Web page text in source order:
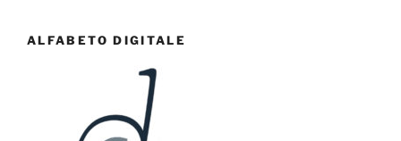
ALFABETO DIGITALE